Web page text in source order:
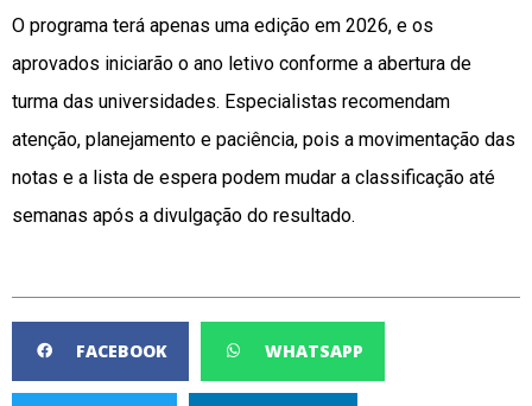
O programa terá apenas uma edição em 2026, e os
aprovados iniciarão o ano letivo conforme a abertura de
turma das universidades. Especialistas recomendam
atenção, planejamento e paciência, pois a movimentação das
notas e a lista de espera podem mudar a classificação até
semanas após a divulgação do resultado.
FACEBOOK WHATSAPP